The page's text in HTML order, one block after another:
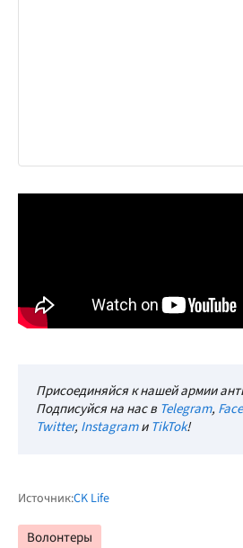
Присоединяйся к нашей армии
Подписуйся на нас в Telegram,
Twitter, InstagramиTikTok!
Источник:CK Life
Волонтеры